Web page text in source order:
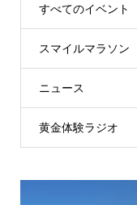
すべてのイベント
スマイルマラソン
ニュース
黄金体験ラジオ